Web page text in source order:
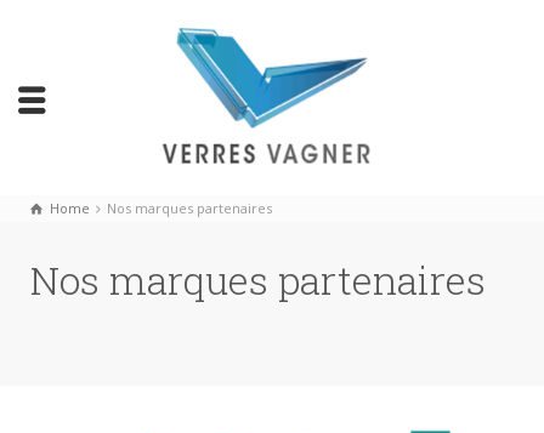
Home Nos marques partenaires
Nos marques partenaires